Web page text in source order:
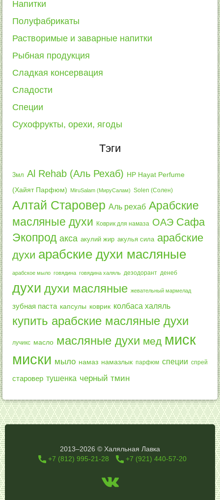
Напитки
Полуфабрикаты
Растворимые и заварные напитки
Рыбная продукция
Сладкая консервация
Сладости
Специи
Сухофрукты, орехи, ягоды
Тэги
3мл Al Rehab (Аль Рехаб) HP Hayat Perfume
(Хайят Парфюм) MiruSalam (МируСалам) Solen (Солен)
Алтай Старовер Аль рехаб Арабские
масляные духи
Коврик для намаза ОАЭ Сафа
Экопрод акса акулий жир акулья сила арабские
духи арабские духи масляные
арабское мыло говядина говядина халяль дезодорант денеб
духи духи масляные жевательный мармелад
зубная паста капсулы коврик колбаса халяль
купить арабские масляные духи
лучикс масло масляные духи мед миск
миски мыло намаз намазлык парфюм специи спрей
старовер тушенка черный тмин
2013–2026 © Халяльная Лавка
+7 (812) 995-21-28
+7 (921) 440-57-20